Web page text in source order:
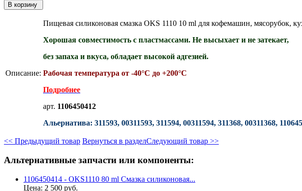
Описание:
Пищевая силиконовая смазка OKS 1110 10 ml для кофемашин, мясорубок,
Хорошая совместимость с пластмассами. Не высыхает и не затекает,
без запаха и вкуса, обладает высокой адгезией.
Рабочая температура от -40°C до +200°C
Подробнее
арт. 1106450412
Альернатива: 311593, 00311593, 311594, 00311594, 311368, 00311368,
<< Предыдущий товар Вернуться в разделСледующий товар >>
Альтернативные запчасти или компоненты:
1106450414 - OKS1110 80 ml Смазка силиконовая...
Цена: 2 500 руб.